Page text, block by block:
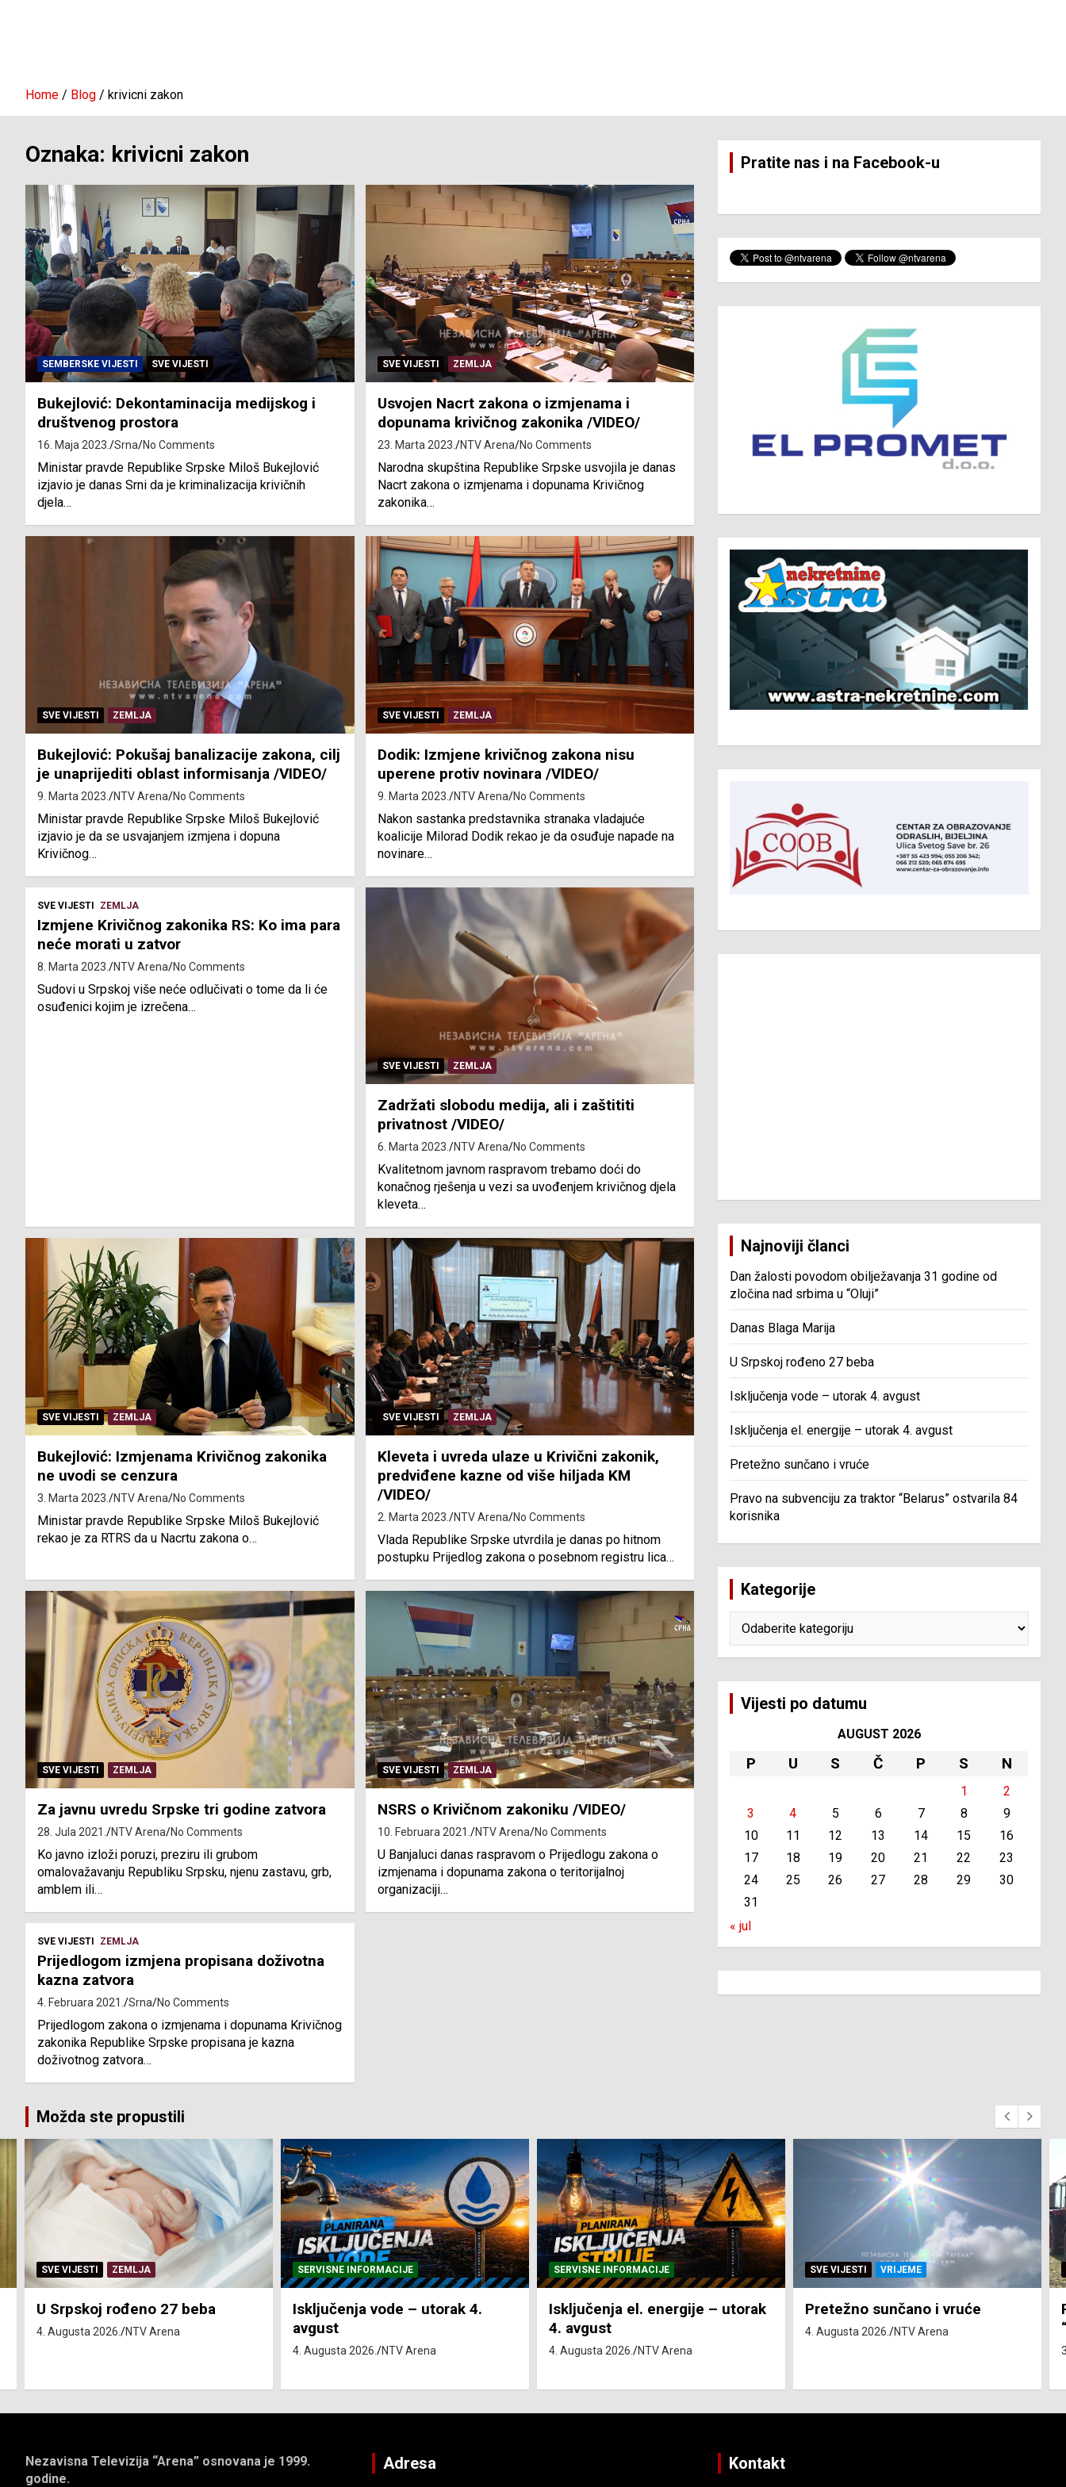
Home Blog krivicni zakon
Oznaka: krivicni zakon
SEMBERSKE VIJESTI SVE VIJESTI
Bukejlović: Dekontaminacija medijskog i
društvenog prostora
16. Maja 2023. Srna No Comments
Ministar pravde Republike Srpske Miloš Bukejlović
izjavio je danas Srni da je kriminalizacija krivičnih
djela…
SVE VIJESTI ZEMLJA
Usvojen Nacrt zakona o izmjenama i
dopunama krivičnog zakonika /VIDEO/
23. Marta 2023. NTV Arena No Comments
Narodna skupština Republike Srpske usvojila je danas
Nacrt zakona o izmjenama i dopunama Krivičnog
zakonika…
SVE VIJESTI ZEMLJA
Bukejlović: Pokušaj banalizacije zakona, cilj
je unaprijediti oblast informisanja /VIDEO/
9. Marta 2023. NTV Arena No Comments
Ministar pravde Republike Srpske Miloš Bukejlović
izjavio je da se usvajanjem izmjena i dopuna
Krivičnog…
SVE VIJESTI ZEMLJA
Dodik: Izmjene krivičnog zakona nisu
uperene protiv novinara /VIDEO/
9. Marta 2023. NTV Arena No Comments
Nakon sastanka predstavnika stranaka vladajuće
koalicije Milorad Dodik rekao je da osuđuje napade na
novinare…
SVE VIJESTI ZEMLJA
Izmjene Krivičnog zakonika RS: Ko ima para
neće morati u zatvor
8. Marta 2023. NTV Arena No Comments
Sudovi u Srpskoj više neće odlučivati o tome da li će
osuđenici kojim je izrečena…
SVE VIJESTI ZEMLJA
Zadržati slobodu medija, ali i zaštititi
privatnost /VIDEO/
6. Marta 2023. NTV Arena No Comments
Kvalitetnom javnom raspravom trebamo doći do
konačnog rješenja u vezi sa uvođenjem krivičnog djela
kleveta…
SVE VIJESTI ZEMLJA
Bukejlović: Izmjenama Krivičnog zakonika
ne uvodi se cenzura
3. Marta 2023. NTV Arena No Comments
Ministar pravde Republike Srpske Miloš Bukejlović
rekao je za RTRS da u Nacrtu zakona o…
SVE VIJESTI ZEMLJA
Kleveta i uvreda ulaze u Krivični zakonik,
predviđene kazne od više hiljada KM
/VIDEO/
2. Marta 2023. NTV Arena No Comments
Vlada Republike Srpske utvrdila je danas po hitnom
postupku Prijedlog zakona o posebnom registru lica…
SVE VIJESTI ZEMLJA
Za javnu uvredu Srpske tri godine zatvora
28. Jula 2021. NTV Arena No Comments
Ko javno izloži poruzi, preziru ili grubom
omalovažavanju Republiku Srpsku, njenu zastavu, grb,
amblem ili…
SVE VIJESTI ZEMLJA
NSRS o Krivičnom zakoniku /VIDEO/
10. Februara 2021. NTV Arena No Comments
U Banjaluci danas raspravom o Prijedlogu zakona o
izmjenama i dopunama zakona o teritorijalnoj
organizaciji…
SVE VIJESTI ZEMLJA
Prijedlogom izmjena propisana doživotna
kazna zatvora
4. Februara 2021. Srna No Comments
Prijedlogom zakona o izmjenama i dopunama Krivičnog
zakonika Republike Srpske propisana je kazna
doživotnog zatvora…
Pratite nas i na Facebook-u
Najnoviji članci
Dan žalosti povodom obilježavanja 31 godine od
zločina nad srbima u “Oluji”
Danas Blaga Marija
U Srpskoj rođeno 27 beba
Isključenja vode – utorak 4. avgust
Isključenja el. energije – utorak 4. avgust
Pretežno sunčano i vruće
Pravo na subvenciju za traktor “Belarus” ostvarila 84
korisnika
Kategorije
Vijesti po datumu
AUGUST 2026
P U S Č P S N
1
2
3
4 5 6 7 8
9
10
11 12 13 14 15
16
17
18 19 20 21 22
23
24
25 26 27 28 29
30
31
« jul
Možda ste propustili
SERVISNE INFORMACIJE
Isključenja vode – utorak 4.
avgust
SERVISNE INFORMACIJE
Isključenja el. energije – utorak
4. avgust
4. Augusta 2026. NTV Arena
SVE VIJESTI VRIJEME
Pretežno sunčano i vruće
4. Augusta 2026.
SVE VIJESTI ZEMLJA
Pravo na subvenciju za traktor
“Belarus” ostvarila 84 korisnika
Nezavisna Televizija “Arena” osnovana je 1999.
godine.
Adresa Kontakt